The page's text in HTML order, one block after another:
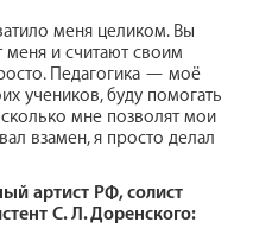
меня целиком. Вы
и считают своим
Педагогика — моё
учеников, буду помогать
сколько мне позволят мои
взамен, я просто делал
артист РФ, солист
С. Л. Доренского: